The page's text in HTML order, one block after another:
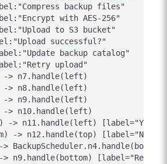
backup files"
with AES-256"
to S3 bucket"
successful?"
backup catalog"
upload"
-> n7.handle(left)
-> n8.handle(left)
-> n9.handle(left)
> n10.handle(left)
-> n11.handle(left) [label="Yes"]
-> n12.handle(top) [label="No"]
n9.handle(bottom) [label="Retry"]